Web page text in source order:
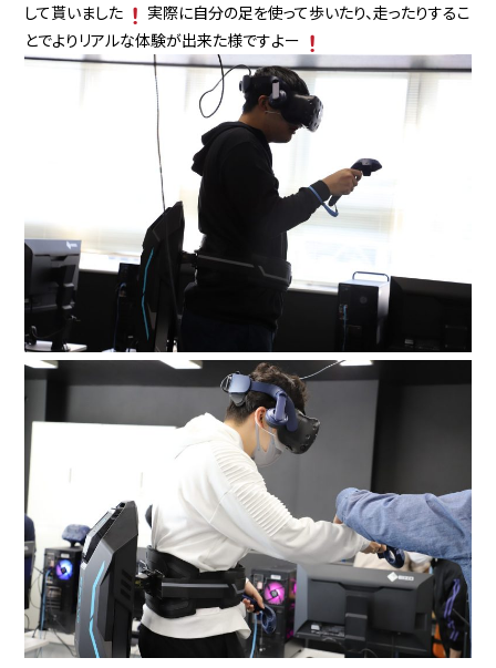
して貰いました
実際に自分の足を使って歩いたり、走ったりするこ
とでよりリアルな体験が出来た様ですよー